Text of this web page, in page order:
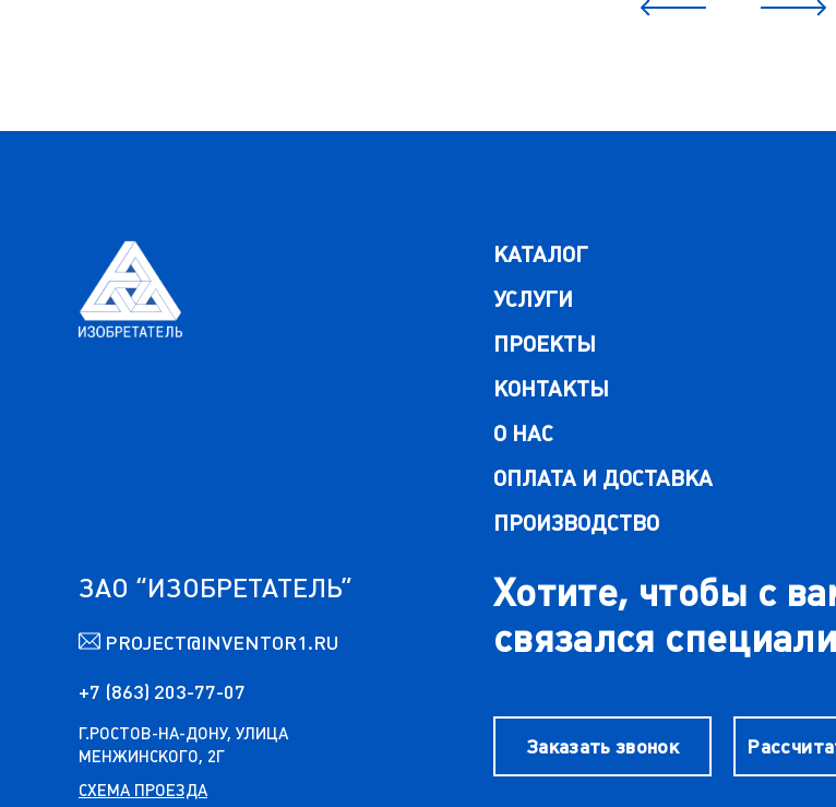
КАТАЛОГ
УСЛУГИ
ПРОЕКТЫ
КОНТАКТЫ
О НАС
ОПЛАТА И ДОСТАВКА
ПРОИЗВОДСТВО
ЗАО “ИЗОБРЕТАТЕЛЬ”
PROJECT@INVENTOR1.RU
+7 (863) 203-77-07
Г.РОСТОВ-НА-ДОНУ, УЛИЦА
МЕНЖИНСКОГО, 2Г
СХЕМА ПРОЕЗДА
Хотите, чтобы с
связался
Заказать звонок